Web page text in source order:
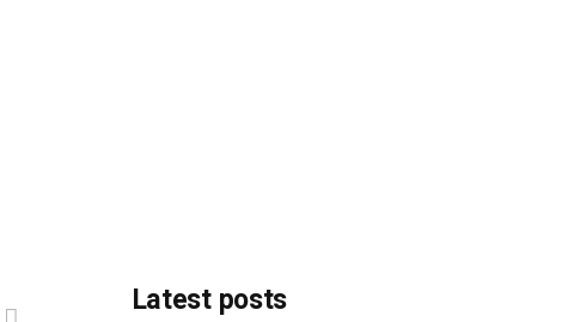
Latest posts